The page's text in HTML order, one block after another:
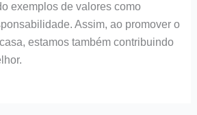
exemplos de valores como
Assim, ao promover o
estamos também contribuindo